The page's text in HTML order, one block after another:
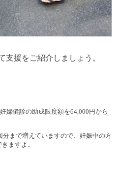
支援をご紹介しましょう。
婦健診の助成限度額を64,000 円から
分まで増えていますので、妊娠中の方
ますよ。